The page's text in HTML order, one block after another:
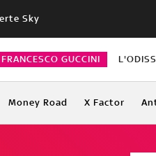
Sky
GUCCINI
Money Road X Factor